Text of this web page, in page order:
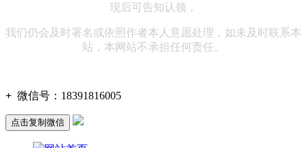
现后可告知认领，
我们仍会及时署名或依照作者本人意愿处理，如未及时联系本
站，本网站不承担任何责任。
+ 微信号： 18391816005
点击复制微信